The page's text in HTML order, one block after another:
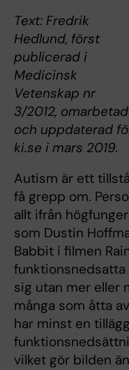
Text: Fredrik
Hedlund, först
publicerad i
Medicinsk
Vetenskap nr
3/2012, omarbetad
och uppdaterad
ki.se i mars 2019.
Autism är ett
få grepp om.
allt ifrån
som Dustin
Babbit i filmen
sig utan mer eller
många som åtta
har minst en
vilket gör bilden